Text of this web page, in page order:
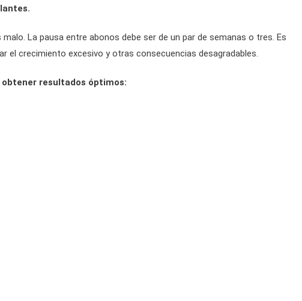
La pausa entre abonos debe ser de un par de semanas o tres. Es
el crecimiento excesivo y otras consecuencias desagradables.
resultados óptimos: